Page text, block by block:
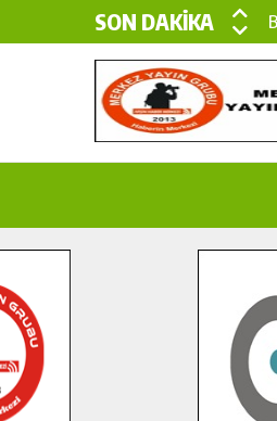
SON DAKİKA